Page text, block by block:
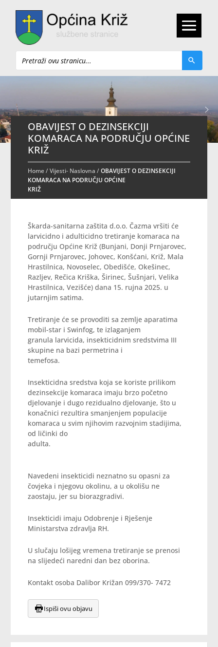
Pretraži
OBAVIJEST O DEZINSEKCIJI
KOMARACA NA PODRUČJU OPĆINE
KRIŽ
Home/Vijesti- Naslovna /OBAVIJEST O DEZINSEKCIJI
KOMARACA NA PODRUČJU OPĆINE
KRIŽ
Škarda-sanitarna zaštita d.o.o. Čazma vršiti će
larvicidno i adulticidno tretiranje komaraca na
području Općine Križ (Bunjani, Donji Prnjarovec,
Gornji Prnjarovec, Johovec, Konšćani, Križ, Mala
Hrastilnica, Novoselec, Obedišće, Okešinec,
Razljev, Rečica Kriška, Širinec, Šušnjari, Velika
Hrastilnica, Vezišće) dana 15. rujna 2025. u
jutarnjim satima.
Tretiranje će se provoditi sa zemlje aparatima
mobil-star i Swinfog, te izlaganjem
granula larvicida, insekticidnim sredstvima III
skupine na bazi permetrina i
temefosa.
Insekticidna sredstva koja se koriste prilikom
dezinsekcije komaraca imaju brzo početno
djelovanje i dugo rezidualno djelovanje, što u
konačnici rezultira smanjenjem populacije
komaraca u svim njihovim razvojnim stadijima,
od ličinki do
adulta.
Navedeni insekticidi neznatno su opasni za
čovjeka i njegovu okolinu, a u okolišu ne
zaostaju, jer su biorazgradivi.
Insekticidi imaju Odobrenje i Rješenje
Ministarstva zdravlja RH.
U slučaju lošijeg vremena tretiranje se prenosi
na slijedeći naredni dan bez oborina.
Kontakt osoba Dalibor Križan 099/370- 7472
Ispiši ovu objavu